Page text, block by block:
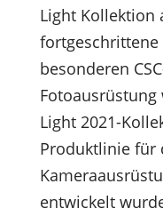
Light Kollektion
fortgeschrittene
besonderen
Fotoausrüstung
Light 2021-
Produktlinie für
entwickelt